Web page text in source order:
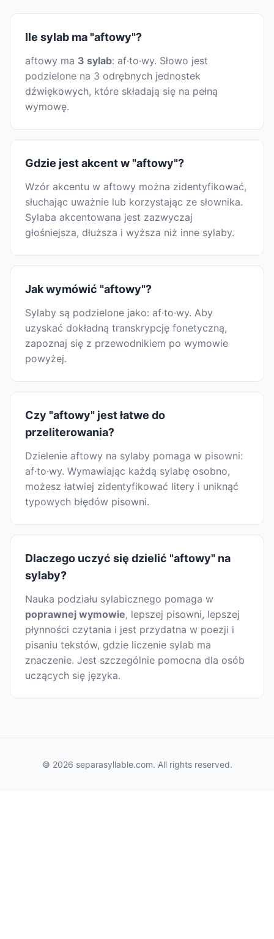
Ile sylab ma "aftowy"?
aftowy ma 3 sylab: af·to·wy. Słowo jest
podzielone na 3 odrębnych jednostek
dźwiękowych, które składają się na pełną
wymowę.
Gdzie jest akcent w "aftowy"?
Wzór akcentu w aftowy można zidentyfikować,
słuchając uważnie lub korzystając ze słownika.
Sylaba akcentowana jest zazwyczaj
głośniejsza, dłuższa i wyższa niż inne sylaby.
Jak wymówić "aftowy"?
Sylaby są podzielone jako: af·to·wy. Aby
uzyskać dokładną transkrypcję fonetyczną,
zapoznaj się z przewodnikiem po wymowie
powyżej.
Czy "aftowy" jest łatwe do
przeliterowania?
Dzielenie aftowy na sylaby pomaga w pisowni:
af·to·wy. Wymawiając każdą sylabę osobno,
możesz łatwiej zidentyfikować litery i uniknąć
typowych błędów pisowni.
Dlaczego uczyć się dzielić "aftowy" na
sylaby?
Nauka podziału sylabicznego pomaga w
poprawnej wymowie, lepszej pisowni, lepszej
płynności czytania i jest przydatna w poezji i
pisaniu tekstów, gdzie liczenie sylab ma
znaczenie. Jest szczególnie pomocna dla osób
uczących się języka.
© 2026 separasyllable.com. All rights reserved.